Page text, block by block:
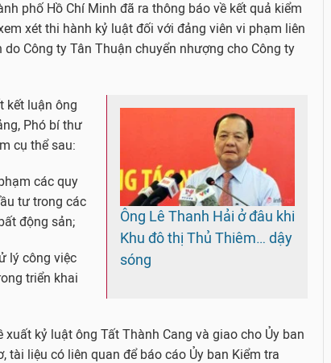
phố Hồ Chí Minh đã ra thông báo về kết quả kiểm
xét thi hành kỷ luật đối với đảng viên vi phạm liên
Công ty Tân Thuận chuyển nhượng cho Công ty
Ông Lê Thanh Hải ở đâu khi
Khu đô thị Thủ Thiêm… dậy
sóng
kết luận ông
Phó bí thư
cụ thể sau:
các quy
tư trong các
động sản;
lý công việc
triển khai
kỷ luật ông Tất Thành Cang và giao cho Ủy ban
tài liệu có liên quan để báo cáo Ủy ban Kiểm tra